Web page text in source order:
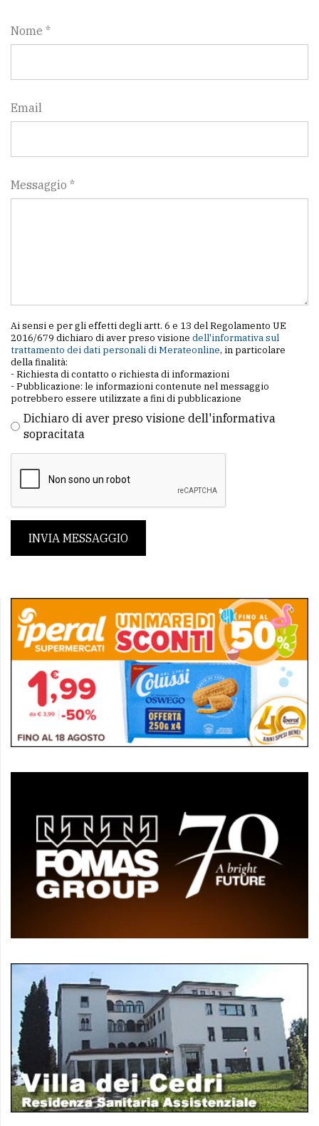
Nome *
Email
Messaggio *
Ai sensi e per gli effetti degli artt. 6 e 13 del Regolamento UE
2016/679 dichiaro di aver preso visione dell'informativa sul
trattamento dei dati personali di Merateonline, in particolare
della finalità:
- Richiesta di contatto o richiesta di informazioni
- Pubblicazione: le informazioni contenute nel messaggio
potrebbero essere utilizzate a fini di pubblicazione
Dichiaro di aver preso visione dell'informativa
sopracitata
INVIA MESSAGGIO